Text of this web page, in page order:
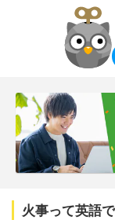
火事って英語